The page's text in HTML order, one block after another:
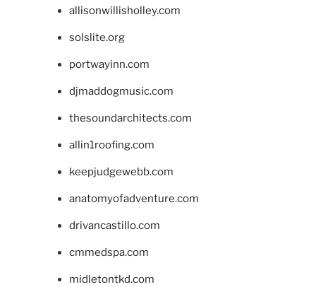
allisonwillisholley.com
solslite.org
portwayinn.com
djmaddogmusic.com
thesoundarchitects.com
allin1roofing.com
keepjudgewebb.com
anatomyofadventure.com
drivancastillo.com
cmmedspa.com
midletontkd.com